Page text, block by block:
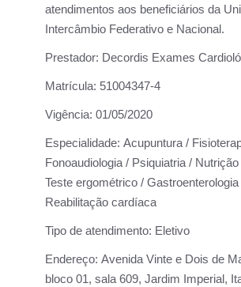
atendimentos aos beneficiários da
Intercâmbio Federativo e Nacional.
Prestador: Decordis Exames
Matrícula: 51004347-4
Vigência: 01/05/2020
Especialidade: Acupuntura /
Fonoaudiologia / Psiquiatria /
Teste ergométrico / Gastroenterologia
Reabilitação cardíaca
Tipo de atendimento: Eletivo
Endereço: Avenida Vinte e Dois de
bloco 01, sala 609, Jardim Imperial,